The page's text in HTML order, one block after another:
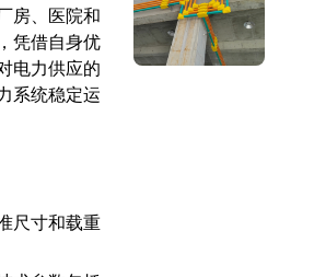
房、医院和
凭借自身优
电力供应的
系统稳定运
尺寸和载重